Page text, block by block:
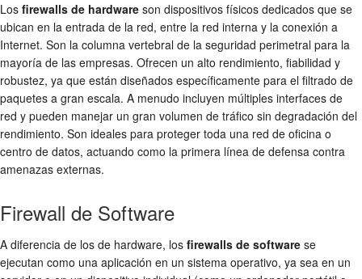
Los firewalls de hardware son dispositivos físicos dedicados que se
ubican en la entrada de la red, entre la red interna y la conexión a
Internet. Son la columna vertebral de la seguridad perimetral para la
mayoría de las empresas. Ofrecen un alto rendimiento, fiabilidad y
robustez, ya que están diseñados específicamente para el filtrado de
paquetes a gran escala. A menudo incluyen múltiples interfaces de
red y pueden manejar un gran volumen de tráfico sin degradación del
rendimiento. Son ideales para proteger toda una red de oficina o
centro de datos, actuando como la primera línea de defensa contra
amenazas externas.
Firewall de Software
A diferencia de los de hardware, los firewalls de software se
ejecutan como una aplicación en un sistema operativo, ya sea en un